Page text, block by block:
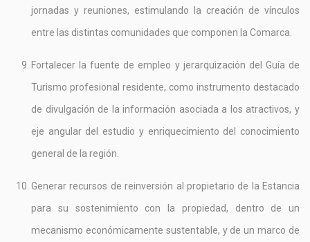
jornadas y reuniones, estimulando la creación de vínculos
entre las distintas comunidades que componen la Comarca.
Fortalecer la fuente de empleo y jerarquización del Guía de
Turismo profesional residente, como instrumento destacado
de divulgación de la información asociada a los atractivos, y
eje angular del estudio y enriquecimiento del conocimiento
general de la región.
Generar recursos de reinversión al propietario de la Estancia
para su sostenimiento con la propiedad, dentro de un
mecanismo económicamente sustentable, y de un marco de